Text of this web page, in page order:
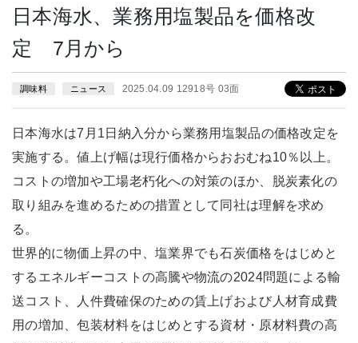
日本海水、業務用塩製品を価格改
定 7月から
調味料 ニュース 2025.04.09 12918号 03面
日本海水は7月1日納入分から業務用塩製品の価格改定を
実施する。値上げ幅は現行価格からおおむね10％以上。
コストの増加や工場老朽化への対策のほか、脱炭素化の
取り組みを進めるための措置として同社は理解を求め
る。
世界的に物価上昇の中、塩業界でも石炭価格をはじめと
するエネルギーコストの高騰や物流の2024問題による輸
送コスト、人件費確保のための賃上げおよび人材育成費
用の増加、包装材料をはじめとする資材・原材料費の高